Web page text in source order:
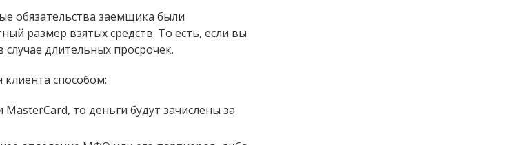
обязательства заемщика были
размер взятых средств. То есть, если вы
длительных просрочек.
способом:
то деньги будут зачислены за